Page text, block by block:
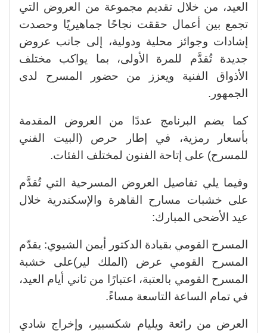
العيد، من خلال تقديم مجموعة من العروض التي
تجمع بين أعمال حققت نجاحًا جماهيريًا وحصدت
إشادات وجوائز محلية ودولية، إلى جانب عروض
جديدة تُقدَّم للمرة الأولى، بما يواكب مختلف
الأذواق الفنية ويعزز من حضور المسرح لدى
الجمهور.
كما يضم البرنامج عددًا من العروض المقدمة
بأسعار رمزية، في إطار حرص (البيت الفني
للمسرح) على إتاحة الفنون لمختلف الفئات.
وفيما يلي تفاصيل العروض المسرحية التي تُقدَّم
على خشبات مسارح القاهرة والإسكندرية خلال
عيد الأضحى المبارك:
المسرح القومي بقيادة الدكتور أيمن الشيوي: يقدّم
المسرح القومي عرض (الملك لير)على خشبة
المسرح القومي بالعتبة، اعتبارًا من ثاني أيام العيد،
في تمام الساعة التاسعة مساءً.
العرض من رائعة ويليام شكسبير، وإخراج شادي